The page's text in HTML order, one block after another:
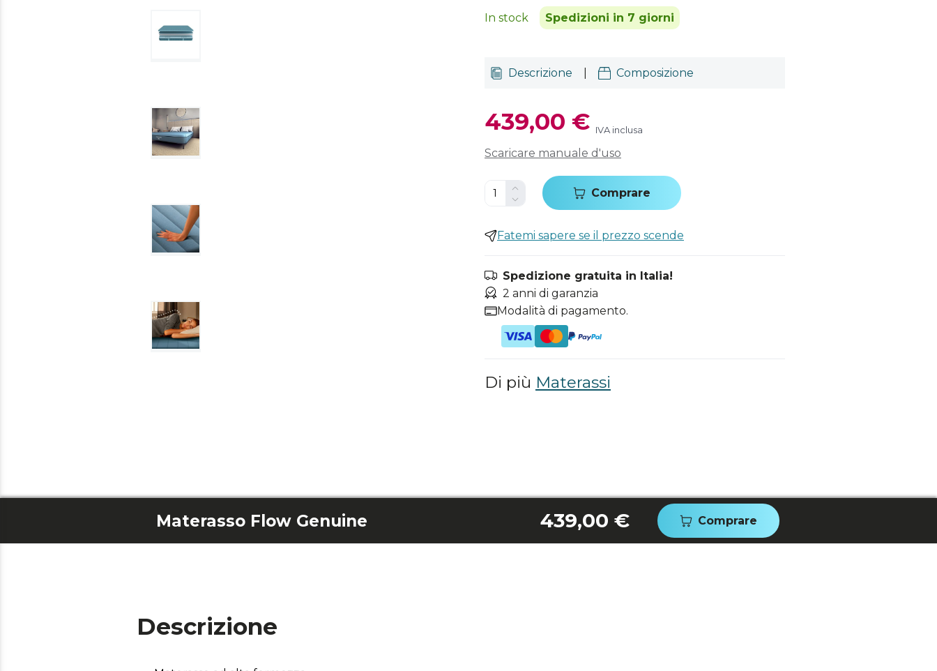
In stock Spedizioni in 7 giorni
Descrizione Composizione
439,00 € IVA inclusa
Scaricare manuale d'uso
Comprare
Fatemi sapere se il prezzo scende
Spedizione gratuita in Italia!
2 anni di garanzia
Modalità di pagamento.
Di più Materassi
Materasso Flow Genuine 439,00 € Comprare
Descrizione